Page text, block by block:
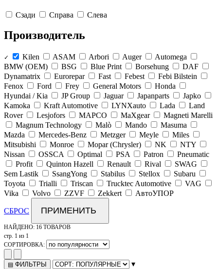
Сзади Справа Слева
Производитель
✓ Kilen ASAM Arbori Auger
Automega
BMW (OEM)
BSG Blue Print Borsehung
DAF
Dynamatrix
Eurorepar Fast Febest
Febi Bilstein
Fenox
Ford Frey General Motors
Honda
Hyundai / Kia
JP Group Jaguar Japanparts
Japko
Kamoka
Kraft Automotive LYNXauto Lada
Land
Rover
Lesjofors MAPCO MaXgear
Magneti Marelli
Magnum Technology
Malò Mando
Masuma
Mazda
Mercedes-Benz Metzger Meyle
Miles
Mitsubishi
Monroe Mopar (Chrysler) NK
NTY
Nissan
OSSCA Optimal PSA Patron
Pneumatic
Profit
Quinton Hazell Renault Rival
SWAG
Sem Lastik
SsangYong Stabilus Stellox
Subaru
Toyota
Trialli Triscan Trucktec Automotive
VAG
Vika
Volvo ZZVF Zekkert АвтоУПОР
СБРОС ПРИМЕНИТЬ
НАЙДЕНО: 16 ТОВАРОВ
стр. 1 из 1
СОРТИРОВКА:
▤ ФИЛЬТРЫ ▾